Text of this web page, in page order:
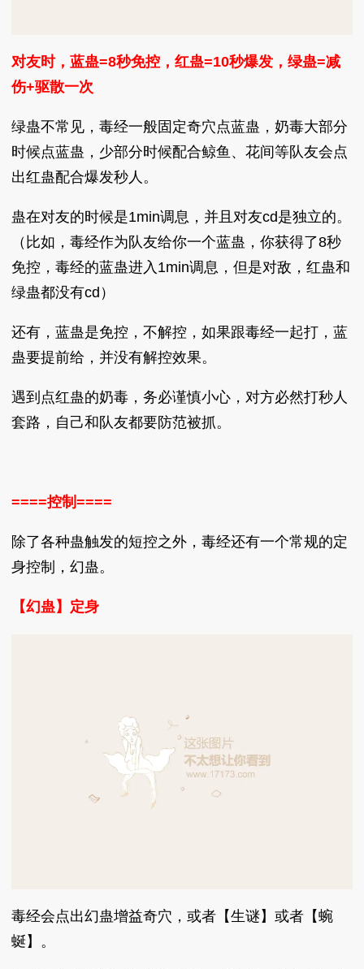
对友时，蓝蛊=8秒免控，红蛊=10秒爆发，绿蛊=减
伤+驱散一次
绿蛊不常见，毒经一般固定奇穴点蓝蛊，奶毒大部分
时候点蓝蛊，少部分时候配合鲸鱼、花间等队友会点
出红蛊配合爆发秒人。
蛊在对友的时候是1min调息，并且对友cd是独立的。
（比如，毒经作为队友给你一个蓝蛊，你获得了8秒
免控，毒经的蓝蛊进入1min调息，但是对敌，红蛊和
绿蛊都没有cd）
还有，蓝蛊是免控，不解控，如果跟毒经一起打，蓝
蛊要提前给，并没有解控效果。
遇到点红蛊的奶毒，务必谨慎小心，对方必然打秒人
套路，自己和队友都要防范被抓。
====控制====
除了各种蛊触发的短控之外，毒经还有一个常规的定
身控制，幻蛊。
【幻蛊】定身
毒经会点出幻蛊增益奇穴，或者【生谜】或者【蜿
蜒】。